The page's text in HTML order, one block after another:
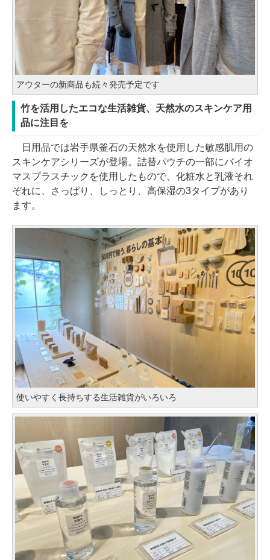
アウターの新商品も続々発売予定です
竹を活用したエコな生活雑貨、天然水のスキンケア用
品に注目を
日用品では岩手県釜石の天然水を使用した敏感肌用の
スキンケアシリーズが登場。詰替パウチの一部にバイオ
マスプラスチックを使用したもので、化粧水と乳液それ
ぞれに、さっぱり、しっとり、高保湿の3タイプがあり
ます。
使いやすく長持ちする生活雑貨がいろいろ